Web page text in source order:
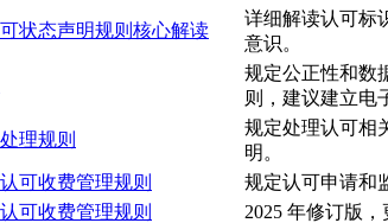
状态声明规则核心解读
详细解读认可标
意识。
规定公正性和数
则，建议建立电
理规则
规定处理认可相
明。
可收费管理规则
规定认可申请和
可收费管理规则
2025 年修订版